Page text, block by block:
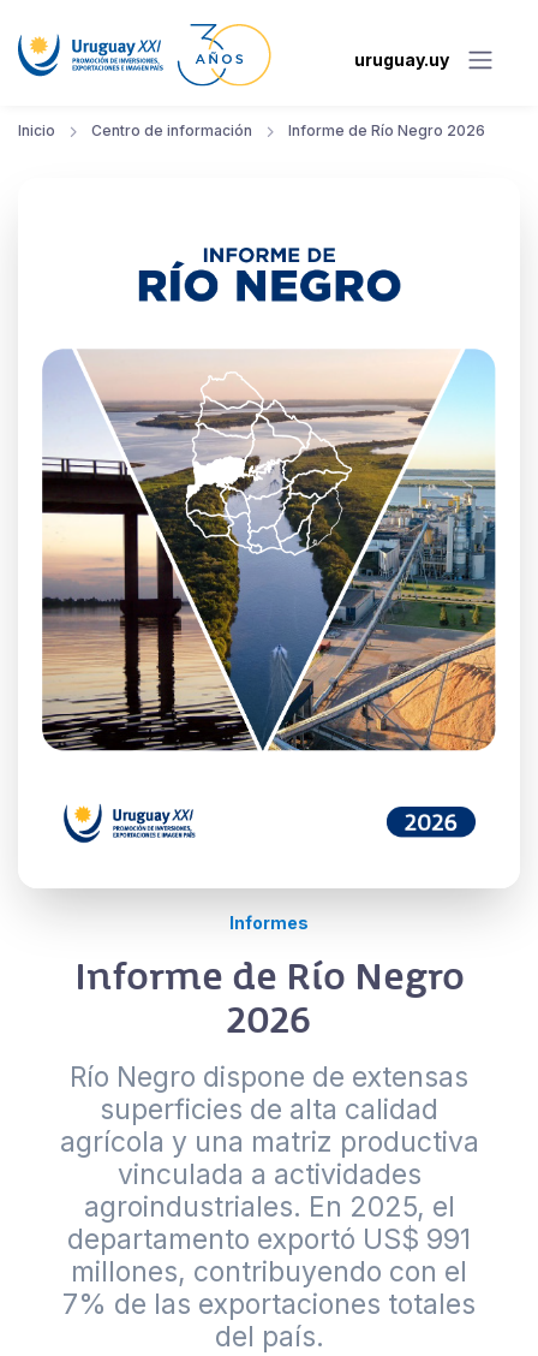
uruguay.uy
Inicio Centro de información Informe de Río Negro 2026
Informes
Informe de Río Negro
2026
Río Negro dispone de extensas
superficies de alta calidad
agrícola y una matriz productiva
vinculada a actividades
agroindustriales. En 2025, el
departamento exportó US$ 991
millones, contribuyendo con el
7% de las exportaciones totales
del país.